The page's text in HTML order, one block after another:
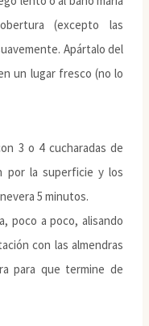
(excepto las
Apártalo del
un lugar fresco (no lo
3 o 4 cucharadas de
por la superficie y los
5 minutos.
poco a poco, alisando
con las almendras
para que termine de